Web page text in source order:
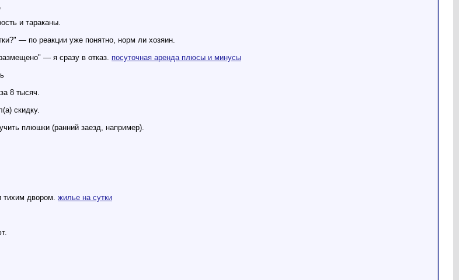
и тараканы.
— по реакции уже понятно, норм ли хозяин.
— я сразу в отказ. посуточная аренда плюсы и минусы
8 тысяч.
скидку.
плюшки (ранний заезд, например).
двором. жилье на сутки